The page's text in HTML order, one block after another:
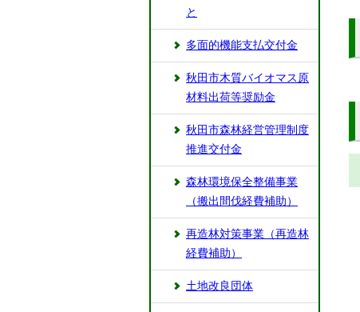
と
多面的機能支払交付金
秋田市木質バイオマス原
材料出荷等奨励金
秋田市森林経営管理制度
推進交付金
森林環境保全整備事業
（搬出間伐経費補助）
再造林対策事業（再造林
経費補助）
土地改良団体